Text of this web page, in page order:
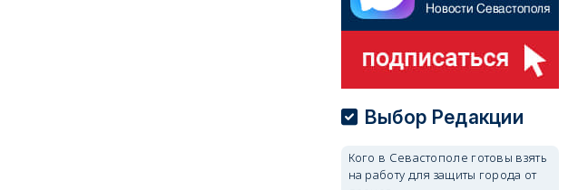
Выбор Редакции
Кого в Севастополе готовы взять
на работу для защиты города от